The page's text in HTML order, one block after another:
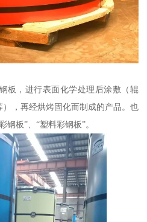
板，进行表面化学处理后涂敷（辊
，再经烘烤固化而制成的产品。也
板”、“塑料彩钢板”。